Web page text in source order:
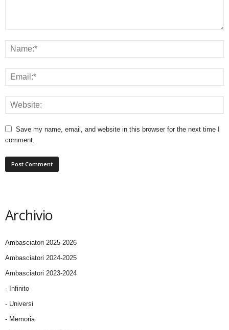
Save my name, email, and website in this browser for the next time I
comment.
Archivio
Ambasciatori 2025-2026
Ambasciatori 2024-2025
Ambasciatori 2023-2024
- Infinito
- Universi
- Memoria